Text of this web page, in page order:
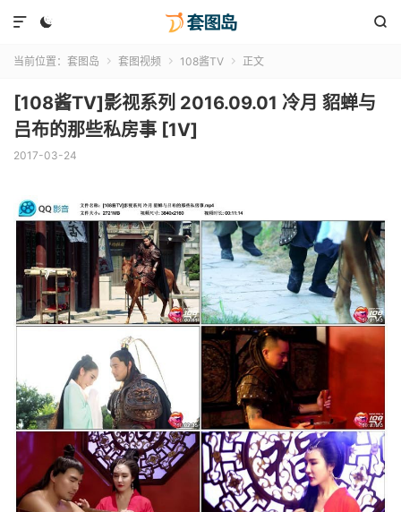
 

当前位置： 套图岛  套图视频  108酱TV  正文
[108酱TV]影视系列 2016.09.01 冷月 貂蝉与
吕布的那些私房事 [1V]
2017-03-24